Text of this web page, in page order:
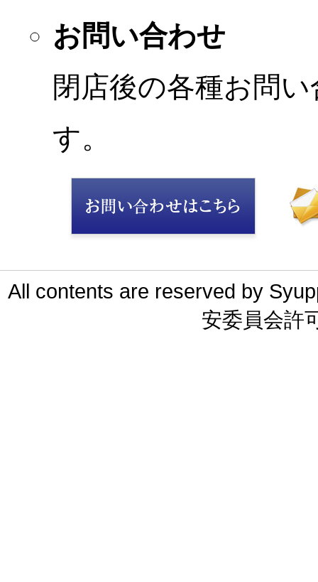
お問い合わせ
閉店後の各種お問
す。
All contents are reserved by
安委員会許